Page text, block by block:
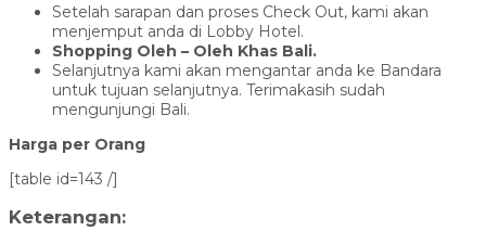
Setelah sarapan dan proses Check Out, kami akan
menjemput anda di Lobby Hotel.
Shopping Oleh – Oleh Khas Bali.
Selanjutnya kami akan mengantar anda ke Bandara
untuk tujuan selanjutnya. Terimakasih sudah
mengunjungi Bali.
Harga per Orang
[table id=143 /]
Keterangan: